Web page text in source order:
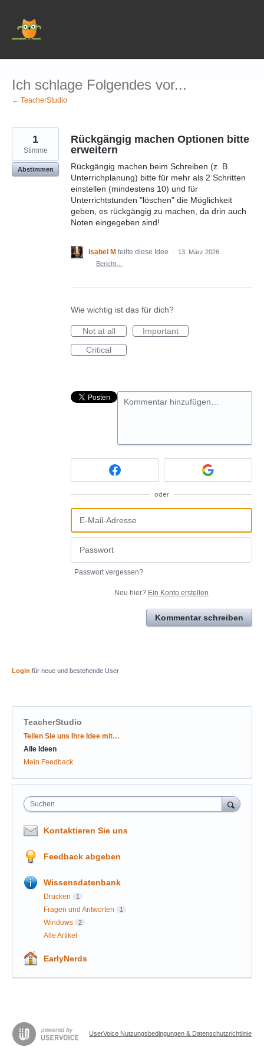
Inhalt
springen
Ich schlage Folgendes vor...
← TeacherStudio
Rückgängig machen Optionen bitte
erweitern
Rückgängig machen beim Schreiben (z. B.
Unterrichplanung) bitte für mehr als 2 Schritten
einstellen (mindestens 10) und für
Unterrichtstunden "löschen" die Möglichkeit
geben, es rückgängig zu machen, da drin auch
Noten eingegeben sind!
1
Stimme
Abstimmen
Isabel M teilte diese Idee ·
13. März 2026
·
Bericht…
Wie wichtig ist das für dich?
Not at all
Important
Critical
Kommentar hinzufügen…
oder
Passwort vergessen?
Neu hier? Ein Konto erstellen
Kommentar schreiben
Login für neue und bestehende User
TeacherStudio
Kategorien
Teilen Sie uns Ihre Idee mit…
Alle Ideen
Mein Feedback
Suchen
Kontaktieren Sie uns
Feedback abgeben
Wissensdatenbank
Drucken 1
Fragen und Antworten 1
Windows 2
Alle Artikel
EarlyNerds
UserVoice Nutzungsbedingungen & Datenschutzrichtlinie